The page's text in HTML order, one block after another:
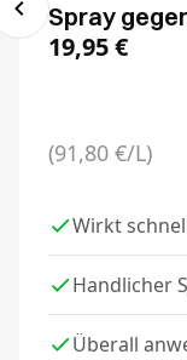
Spray
19,95€
(91,80 €/L)
Wirkt
Handlicher
Überall